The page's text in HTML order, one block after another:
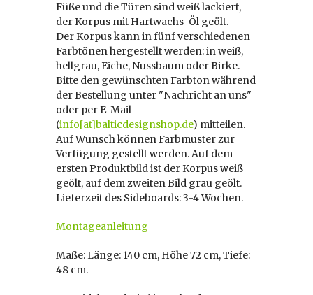
Füße und die Türen sind weiß lackiert,
der Korpus mit Hartwachs-Öl geölt.
Der Korpus kann in fünf verschiedenen
Farbtönen hergestellt werden: in weiß,
hellgrau, Eiche, Nussbaum oder Birke.
Bitte den gewünschten Farbton während
der Bestellung unter "Nachricht an uns"
oder per E-Mail
(info[at]balticdesignshop.de) mitteilen.
Auf Wunsch können Farbmuster zur
Verfügung gestellt werden. Auf dem
ersten Produktbild ist der Korpus weiß
geölt, auf dem zweiten Bild grau geölt.
Lieferzeit des Sideboards: 3-4 Wochen.
Montageanleitung
Maße: Länge: 140 cm, Höhe 72 cm, Tiefe:
48 cm.